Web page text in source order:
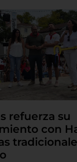
refuerza su
con